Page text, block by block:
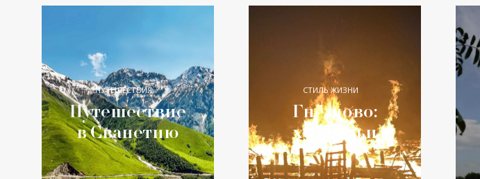
ПУТЕШЕСТВИЯ
Путешествие
в Сванетию
СТИЛЬ ЖИЗНИ
Гнёздово:
ход ладьи